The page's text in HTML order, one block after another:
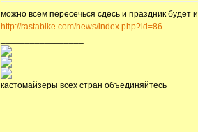
можно всем пересечься сдесь и праздник будет
http://rastabike.com/news/index.php?id=86
кастомайзеры всех стран объединяйтесь